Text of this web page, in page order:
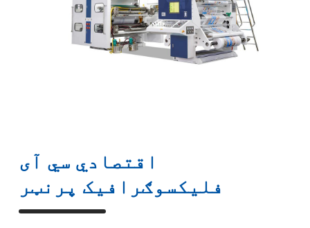
اقتصادي سي آی
فلیکسوګرافیک پرنټر